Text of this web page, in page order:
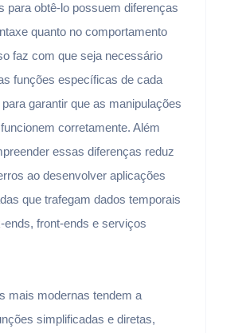
para obtê-lo possuem diferenças
quanto no comportamento
faz com que seja necessário
funções específicas de cada
garantir que as manipulações
corretamente. Além
essas diferenças reduz
ao desenvolver aplicações
que trafegam dados temporais
ends, front-ends e serviços
mais modernas tendem a
simplificadas e diretas,